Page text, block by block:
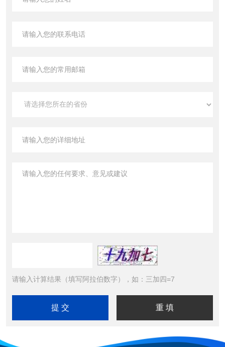
请输入计算结果（填写阿拉伯数字），如：三加四=7